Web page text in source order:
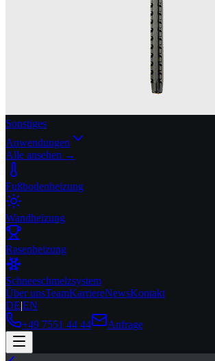
Sonstiges
Anwendungen
Alle ansehen →
Fußbodenheizung
Wandheizung
Rasenheizung
Schneeschmelzsystem
Über unsTeamKarriereNewsKontakt
DE|EN
+49 7551 44 44
Anfrage